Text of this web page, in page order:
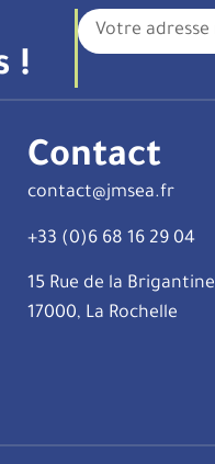
!
Contact
contact@jmsea.fr
+33 (0)6 68 16 29 04
15 Rue de la Brigantine
17000, La Rochelle